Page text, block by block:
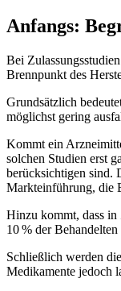
Anfangs:
Bei
Brennpunkt des
Grundsätzlich
möglichst gering
Kommt ein
solchen Studien erst
berücksichtigen sind.
Markteinführung, die
Hinzu kommt, dass in
10 % der
Schließlich werden
Medikamente jedoch